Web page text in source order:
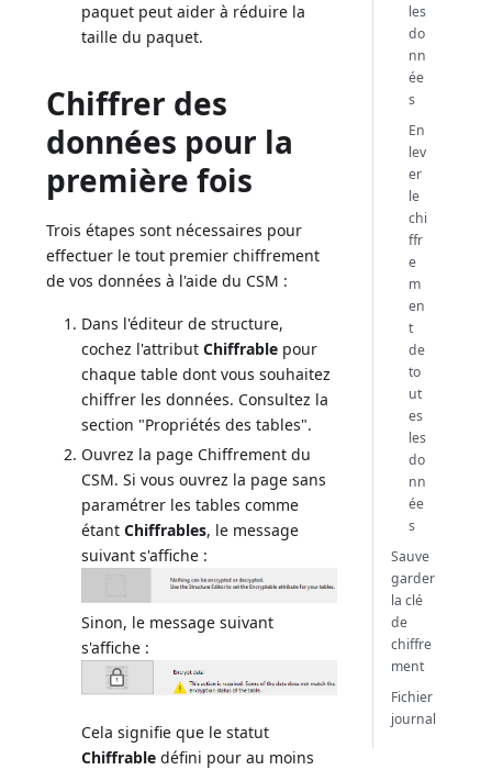
paquet peut aider à réduire la
taille du paquet.
Chiffrer des
données pour la
première fois
Trois étapes sont nécessaires pour
effectuer le tout premier chiffrement
de vos données à l'aide du CSM :
Dans l'éditeur de structure,
cochez l'attributChiffrable pour
chaque table dont vous souhaitez
chiffrer les données. Consultez la
section "Propriétés des tables".
Ouvrez la page Chiffrement du
CSM. Si vous ouvrez la page sans
paramétrer les tables comme
étantChiffrables, le message
suivant s'affiche :
Sinon, le message suivant
s'affiche :
Cela signifie que le statut
Chiffrable défini pour au moins
les
do
nn
ée
s
En
lev
er
le
chi
ffr
e
m
en
t
de
to
ut
es
les
do
nn
ée
s
Sauve
garder
la clé
de
chiffre
ment
Fichier
journal